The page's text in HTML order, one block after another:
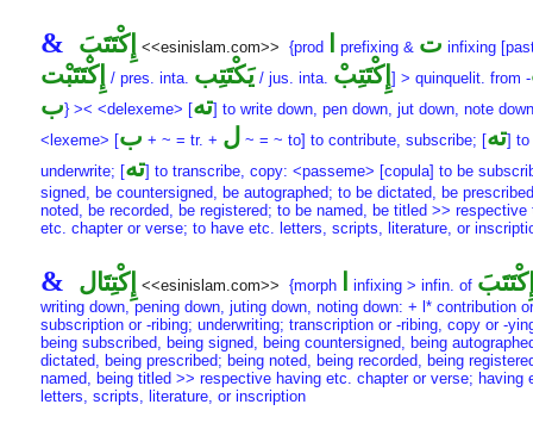
& إِكْتَتَبَ <<esinislam.com>> {prod prefixing & ت infixing
إِكْتَتَبْت / pres. inta. يَكْتَتِب / jus. inta. إِكْتَتِبْ ] > quinquelit. from -
ب} >< <delexeme> [ته] to write down, pen down, jut down, note
<lexeme> [ب + ~ = tr. + ل~ = ~ to] to contribute, subscribe; [ته] to
underwrite; [ته] to transcribe, copy: <passeme> [copula] to be
signed, be countersigned, be autographed; to be dictated, be
noted, be recorded, be registered; to be named, be titled >> respective
etc. chapter or verse; to have etc. letters, scripts, literature, or
& إِكْتِتَال <<esinislam.com>> {morph infixing > infin. of
writing down, pening down, juting down, noting down: + l* contribution
subscription or -ribing; underwriting; transcription or -ribing, copy or -
being subscribed, being signed, being countersigned, being
dictated, being prescribed; being noted, being recorded, being
named, being titled >> respective having etc. chapter or verse; having
letters, scripts, literature, or inscription